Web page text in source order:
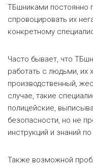
ТБшниками постоянно
спровоцировать их
конкретному
Часто бывает, что
работать с людьми,
производственный,
случае, такие
полицейские,
безопасности, но не
инструкций и знаний
Также возможной